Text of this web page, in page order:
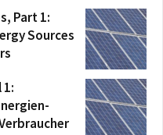
Part 1:
Sources